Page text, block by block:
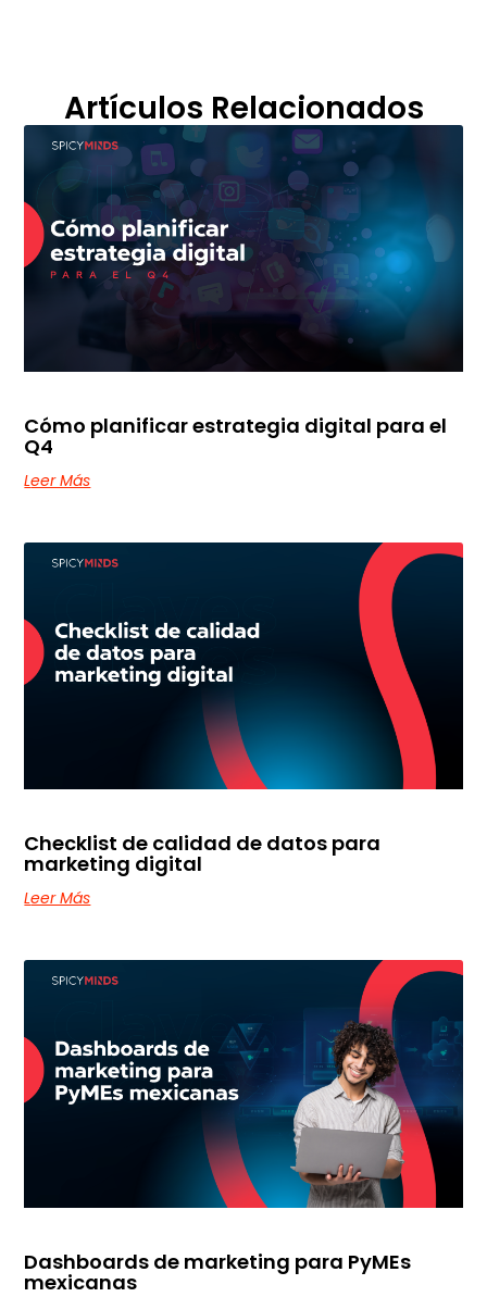
Artículos Relacionados
Cómo planificar estrategia digital para el
Q4
Leer Más
Checklist de calidad de datos para
marketing digital
Leer Más
Dashboards de marketing para PyMEs
mexicanas